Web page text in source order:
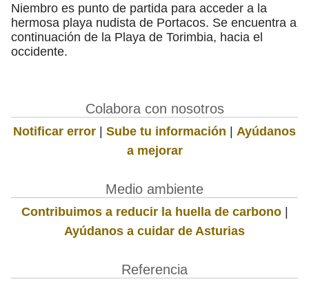
Niembro es punto de partida para acceder a la
hermosa playa nudista de Portacos. Se encuentra a
continuación de la Playa de Torimbia, hacia el
occidente.
Colabora con nosotros
Notificar error | Sube tu información | Ayúdanos
a mejorar
Medio ambiente
Contribuimos a reducir la huella de carbono|
Ayúdanos a cuidar de Asturias
Referencia